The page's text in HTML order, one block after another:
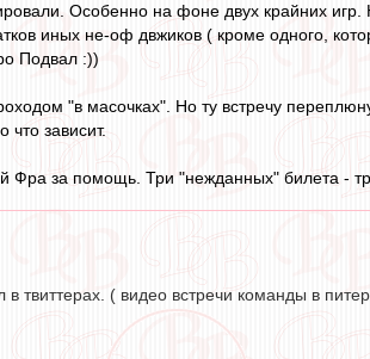
Особенно на фоне двух крайних
иных не-оф двжиков ( кроме одного,
Подвал :))
"в масочках". Но ту встречу
что зависит.
Фра за помощь. Три "нежданных" билета -
твиттерах. ( видео встречи команды в